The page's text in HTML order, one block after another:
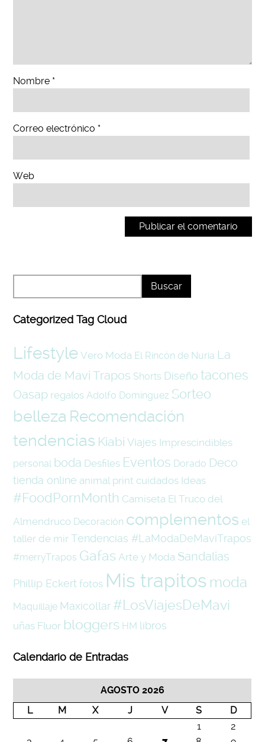
Nombre *
Correo electrónico *
Web
Categorized Tag Cloud
Lifestyle Vero Moda El Rincón de Nuria La
Moda de Mavi Trapos Shorts Diseño tacones
Oasap regalos Adolfo Domínguez Sorteo
belleza Recomendación
tendencias Kiabi Viajes Imprescindibles
personal boda Desfiles Eventos Dorado Deco
tienda online animal print cuidados Ideas
#FoodPornMonth Camiseta El Truco del
Almendruco Decoración complementos el
taller de mir Tendencias #LaModaDeMaviTrapos
#merryTrapos Gafas Arte y Moda Sandalias
Phillip Eckert fotos Mis trapitos moda
Maquillaje Maxicollar #LosViajesDeMavi
uñas Fluor bloggers HM libros
Calendario de Entradas
AGOSTO 2026
L
M X J V S
D
1
2